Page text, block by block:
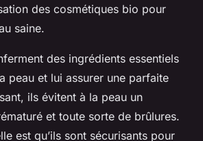
des cosmétiques bio pour
saine.
des ingrédients essentiels
peau et lui assurer une parfaite
ils évitent à la peau un
et toute sorte de brûlures.
est qu’ils sont sécurisants pour